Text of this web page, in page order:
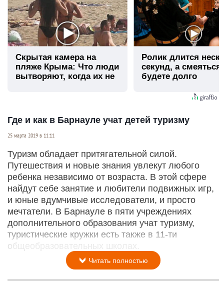
Скрытая камера на
пляже Крыма: Что люди
вытворяют, когда их не
Ролик длится
секунд, а
будете долго
Где и как в Барнауле учат детей туризму
25 марта 2019 в 11:11
Туризм обладает притягательной силой.
Путешествия и новые знания увлекут любого
ребенка независимо от возраста. В этой сфере
найдут себе занятие и любители подвижных игр,
и юные вдумчивые исследователи, и просто
мечтатели. В Барнауле в пяти учреждениях
дополнительного образования учат туризму,
туристические кружки есть также в 11-ти
общеобразовательных школах.
Читать полностью